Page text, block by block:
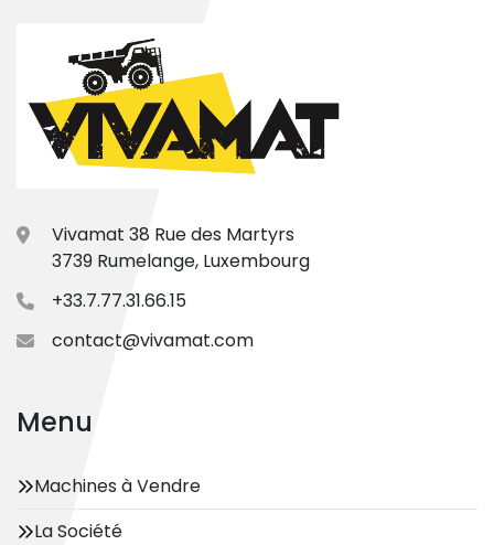
Vivamat 38 Rue des Martyrs
3739 Rumelange, Luxembourg
+33.7.77.31.66.15
contact@vivamat.com
Menu
Machines à Vendre
La Société